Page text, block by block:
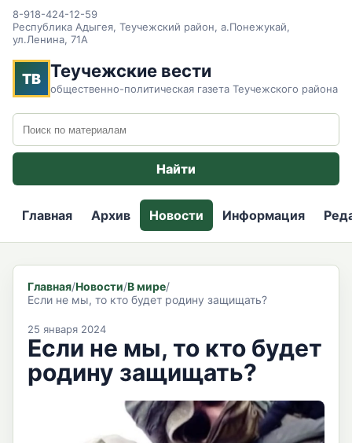
8-918-424-12-59
Республика Адыгея, Теучежский район, а.Понежукай,
ул.Ленина, 71А
ТВ Теучежские вести
общественно-политическая газета Теучежского района
Поиск по сайту
Найти
Главная Архив Новости Информация
Главная/Новости/В мире/
Если не мы, то кто будет родину защищать?
25 января 2024
Если не мы, то кто будет
родину защищать?